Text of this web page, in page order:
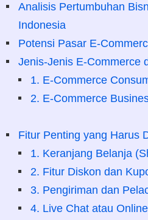
Analisis Pertumbuhan
Indonesia
Potensi Pasar E-
Jenis-Jenis E-Commerce
1. E-Commerce
2. E-Commerce
Fitur Penting yang Harus
1. Keranjang Belanja
2. Fitur Diskon dan
3. Pengiriman dan
4. Live Chat atau